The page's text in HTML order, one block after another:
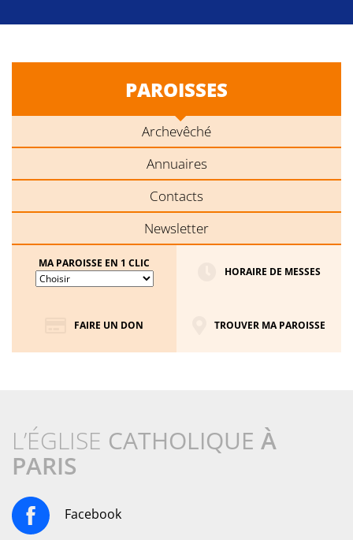
PAROISSES
Archevêché
Annuaires
Contacts
Newsletter
MA PAROISSE EN 1 CLIC
HORAIRE DE MESSES
FAIRE UN DON TROUVER MA PAROISSE
L’ÉGLISE CATHOLIQUE À
PARIS
Facebook